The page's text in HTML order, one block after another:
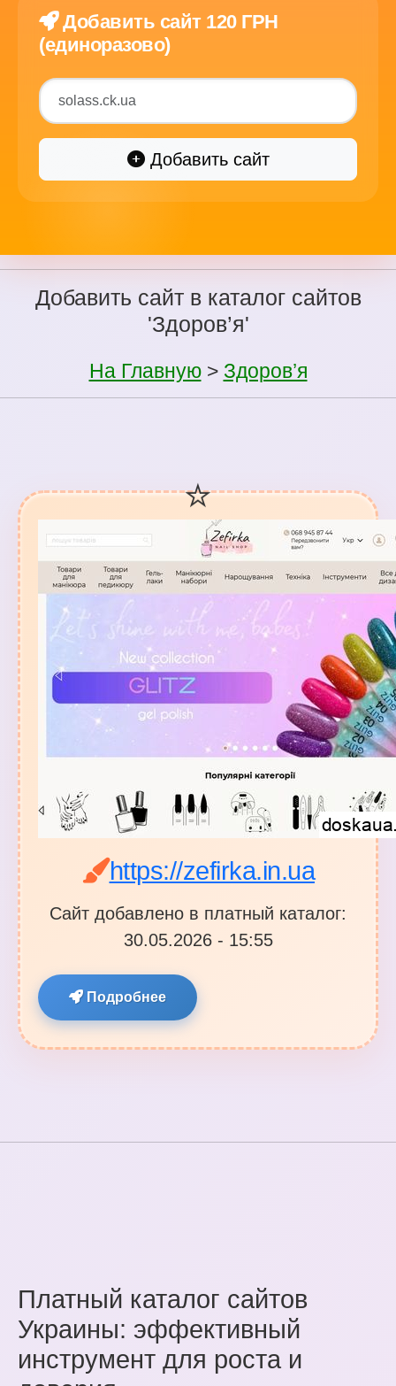
Добавить сайт 120 ГРН
(единоразово)
Добавить сайт
Добавить сайт в каталог сайтов
'Здоров’я'
На Главную> Здоров’я
https://zefirka.in.ua
Сайт добавлено в платный каталог:
30.05.2026 - 15:55
Подробнее
Платный каталог сайтов
Украины: эффективный
инструмент для роста и